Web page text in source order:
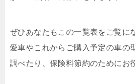
ぜひあなたもこの一覧表をご覧に
愛車やこれからご購入予定の車の
調べたり、保険料節約のためにお